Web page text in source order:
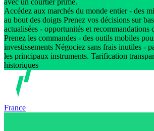
avec un courtier primé.
Accédez aux marchés du monde entier - des
au bout des doigts Prenez vos décisions sur
actualisées - opportunités et recommandations
Prenez les commandes - des outils mobiles
investissements Négociez sans frais inutiles -
les principaux instruments. Tarification
historiques
France